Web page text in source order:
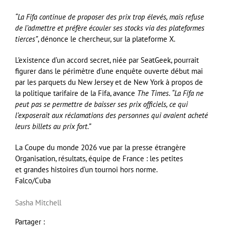
“La Fifa continue de proposer des prix trop élevés, mais refuse
de l’admettre et préfère écouler ses stocks via des plateformes
tierces”, dénonce le chercheur, sur la plateforme X.
L’existence d’un accord secret, niée par SeatGeek, pourrait
figurer dans le périmètre d’une enquête ouverte début mai
par les parquets du New Jersey et de New York à propos de
la politique tarifaire de la Fifa, avance The Times. “La Fifa ne
peut pas se permettre de baisser ses prix officiels, ce qui
l’exposerait aux réclamations des personnes qui avaient acheté
leurs billets au prix fort.”
La Coupe du monde 2026 vue par la presse étrangère
Organisation, résultats, équipe de France : les petites
et grandes histoires d’un tournoi hors norme.
Falco/Cuba
Sasha Mitchell
Partager :